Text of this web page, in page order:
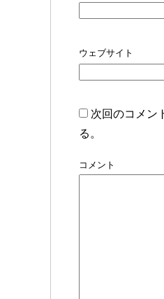
ウェブサイト
次回のコメン
る。
コメント